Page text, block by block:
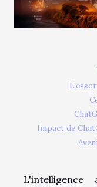
Impact de